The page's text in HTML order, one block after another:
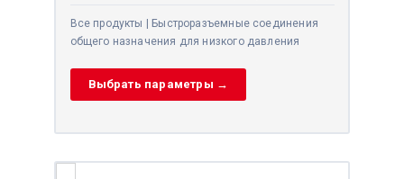
Все продукты | Быстроразъемные соединения
общего назначения для низкого давления
Выбрать параметры →